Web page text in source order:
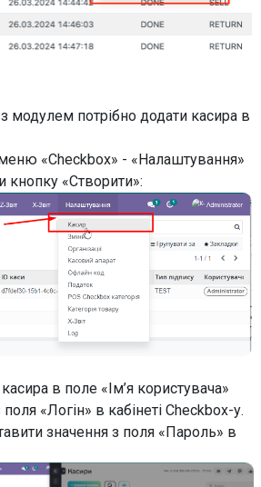
модулем потрібно додати касира в
«Checkbox» - «Налаштування»
кнопку «Створити»:
в поле «Ім’я користувача»
«Логін» в кабінеті Checkbox-у.
значення з поля «Пароль» в